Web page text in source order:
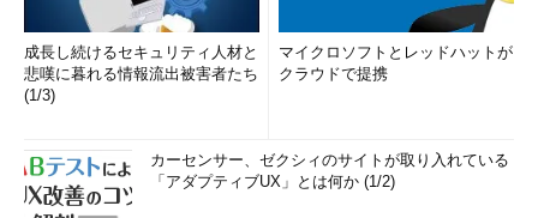
成長し続けるセキュリティ人材と
悲嘆に暮れる情報流出被害者たち
(1/3)
マイクロソフトとレッドハットが
クラウドで提携
カーセンサー、ゼクシィのサイトが取り入れている
「アダプティブUX」とは何か (1/2)